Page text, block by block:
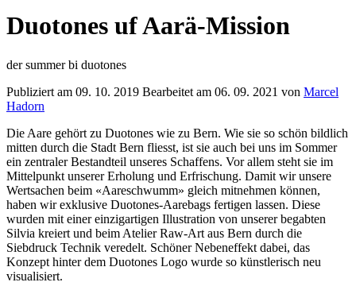
Duotones uf Aarä-Mission
der summer bi duotones
Publiziert am 09. 10. 2019 Bearbeitet am 06. 09. 2021 von Marcel
Hadorn
Die Aare gehört zu Duotones wie zu Bern. Wie sie so schön bildlich
mitten durch die Stadt Bern fliesst, ist sie auch bei uns im Sommer
ein zentraler Bestandteil unseres Schaffens. Vor allem steht sie im
Mittelpunkt unserer Erholung und Erfrischung. Damit wir unsere
Wertsachen beim «Aareschwumm» gleich mitnehmen können,
haben wir exklusive Duotones-Aarebags fertigen lassen. Diese
wurden mit einer einzigartigen Illustration von unserer begabten
Silvia kreiert und beim Atelier Raw-Art aus Bern durch die
Siebdruck Technik veredelt. Schöner Nebeneffekt dabei, das
Konzept hinter dem Duotones Logo wurde so künstlerisch neu
visualisiert.